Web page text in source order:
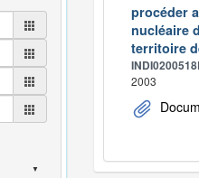
procéder
nucléaire
territoire
2003